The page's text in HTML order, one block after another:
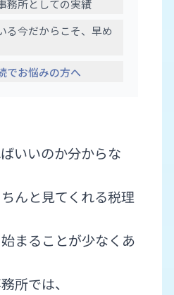
務所としての実績
る今だからこそ、早め
でお悩みの方へ
いいのか分からな
んと見てくれる税理
まることが少なくあ
所では、